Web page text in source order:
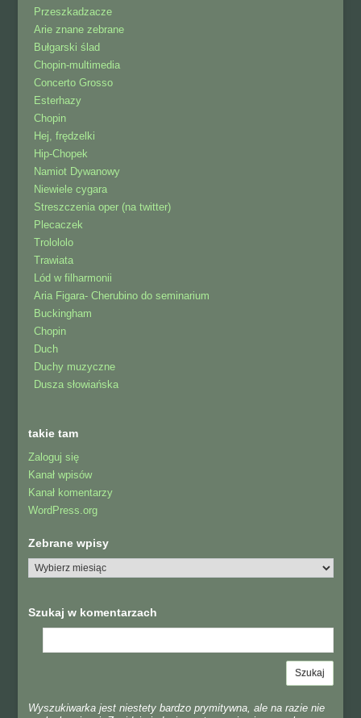
Przeszkadzacze
Arie znane zebrane
Bułgarski ślad
Chopin-multimedia
Concerto Grosso
Esterhazy
Chopin
Hej, frędzelki
Hip-Chopek
Namiot Dywanowy
Niewiele cygara
Streszczenia oper (na twitter)
Plecaczek
Trolololo
Trawiata
Lód w filharmonii
Aria Figara- Cherubino do seminarium
Buckingham
Chopin
Duch
Duchy muzyczne
Dusza słowiańska
takie tam
Zaloguj się
Kanał wpisów
Kanał komentarzy
WordPress.org
Zebrane wpisy
Szukaj w komentarzach
Wyszukiwarka jest niestety bardzo prymitywna, ale na razie nie